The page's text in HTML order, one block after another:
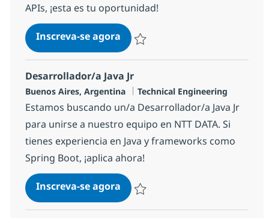
APIs, ¡esta es tu oportunidad!
Inscreva-se agoraDesarrollador/a Node
Desarrollador/a Java Jr
Localização
Buenos Aires, Argentina Categoria
Technical Engineering
Estamos buscando un/a Desarrollador/a Java Jr
para unirse a nuestro equipo en NTT DATA. Si
tienes experiencia en Java y frameworks como
Spring Boot, ¡aplica ahora!
Inscreva-se agoraDesarrollador/a Java Jr